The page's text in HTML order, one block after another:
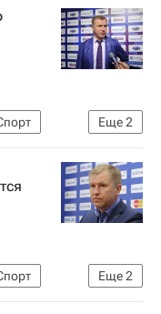
Еще2
Еще2